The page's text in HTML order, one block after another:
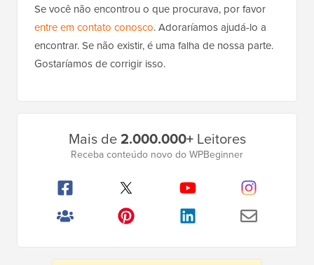
Se você não encontrou o que procurava, por favor
entre em contato conosco. Adoraríamos ajudá-lo a
encontrar. Se não existir, é uma falha de nossa parte.
Gostaríamos de corrigir isso.
Mais de2.000.000+Leitores
Receba conteúdo novo do WPBeginner